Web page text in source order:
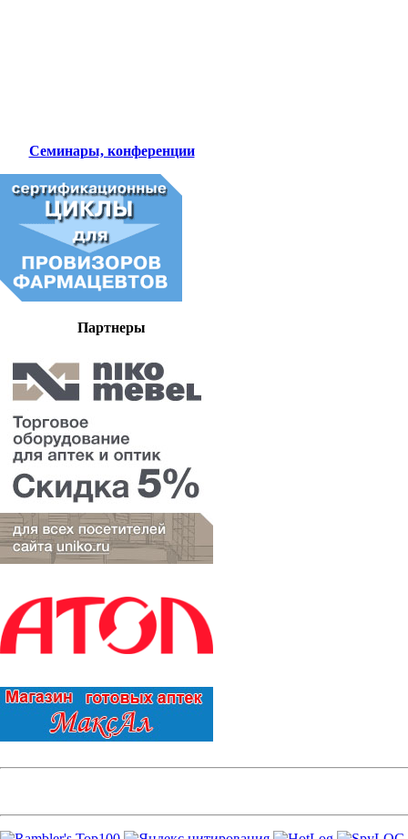
Семинары, конференции
Партнеры